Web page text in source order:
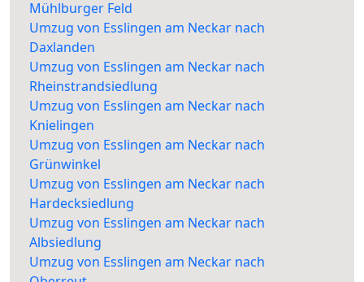
Mühlburger Feld
Umzug von Esslingen am Neckar nach
Daxlanden
Umzug von Esslingen am Neckar nach
Rheinstrandsiedlung
Umzug von Esslingen am Neckar nach
Knielingen
Umzug von Esslingen am Neckar nach
Grünwinkel
Umzug von Esslingen am Neckar nach
Hardecksiedlung
Umzug von Esslingen am Neckar nach
Albsiedlung
Umzug von Esslingen am Neckar nach